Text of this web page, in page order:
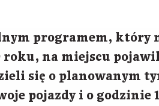
programem, który
roku, na miejscu
się o planowanym
pojazdy i o godzinie